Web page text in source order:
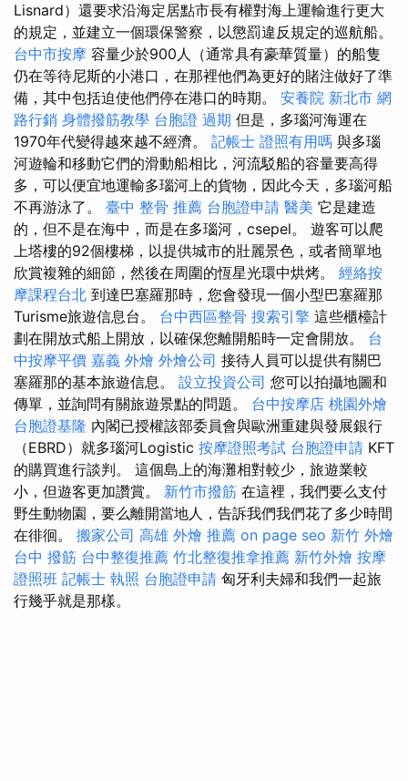
Lisnard）還要求沿海定居點市長有權對海上運輸進行更大
的規定，並建立一個環保警察，以懲罰違反規定的巡航船。
台中市按摩 容量少於900人（通常具有豪華質量）的船隻
仍在等待尼斯的小港口，在那裡他們為更好的賭注做好了準
備，其中包括迫使他們停在港口的時期。 安養院 新北市 網
路行銷 身體撥筋教學 台胞證 過期 但是，多瑙河海運在
1970年代變得越來越不經濟。 記帳士 證照有用嗎 與多瑙
河遊輪和移動它們的滑動船相比，河流駁船的容量要高得
多，可以便宜地運輸多瑙河上的貨物，因此今天，多瑙河船
不再游泳了。 臺中 整骨 推薦 台胞證申請 醫美 它是建造
的，但不是在海中，而是在多瑙河，csepel。 遊客可以爬
上塔樓的92個樓梯，以提供城市的壯麗景色，或者簡單地
欣賞複雜的細節，然後在周圍的恆星光環中烘烤。 經絡按
摩課程台北 到達巴塞羅那時，您會發現一個小型巴塞羅那
Turisme旅遊信息台。 台中西區整骨 搜索引擎 這些櫃檯計
劃在開放式船上開放，以確保您離開船時一定會開放。 台
中按摩平價 嘉義 外燴 外燴公司 接待人員可以提供有關巴
塞羅那的基本旅遊信息。 設立投資公司 您可以拍攝地圖和
傳單，並詢問有關旅遊景點的問題。 台中按摩店 桃園外燴
台胞證基隆 內閣已授權該部委員會與歐洲重建與發展銀行
（EBRD）就多瑙河Logistic 按摩證照考試 台胞證申請 KFT
的購買進行談判。 這個島上的海灘相對較少，旅遊業較
小，但遊客更加讚賞。 新竹市撥筋 在這裡，我們要么支付
野生動物園，要么離開當地人，告訴我們我們花了多少時間
在徘徊。 搬家公司 高雄 外燴 推薦 on page seo 新竹 外燴
台中 撥筋 台中整復推薦 竹北整復推拿推薦 新竹外燴 按摩
證照班 記帳士 執照 台胞證申請 匈牙利夫婦和我們一起旅
行幾乎就是那樣。